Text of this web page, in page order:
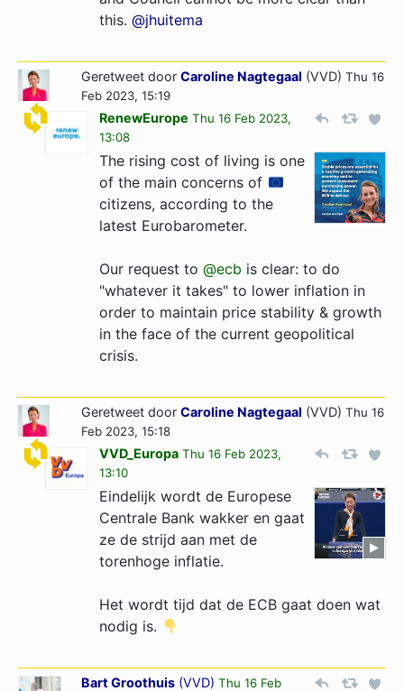
this. @jhuitema
Geretweet door Caroline Nagtegaal (VVD) Thu 16
Feb 2023, 15:19
RenewEurope Thu 16 Feb 2023,
13:08
The rising cost of living is one
of the main concerns of
citizens, according to the
latest Eurobarometer.
Our request to @ecb is clear: to do
"whatever it takes" to lower inflation in
order to maintain price stability & growth
in the face of the current geopolitical
crisis.
Geretweet door Caroline Nagtegaal (VVD) Thu 16
Feb 2023, 15:18
VVD_Europa Thu 16 Feb 2023,
13:10
Eindelijk wordt de Europese
Centrale Bank wakker en gaat
ze de strijd aan met de
torenhoge inflatie.
Het wordt tijd dat de ECB gaat doen wat
nodig is.
Bart Groothuis (VVD) Thu 16 Feb